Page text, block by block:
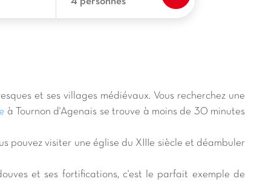
et ses villages médiévaux. Vous recherchez une
à Tournon d'Agenais se trouve à moins de 30 minutes
pouvez visiter une église du XIIIe siècle et déambuler
et ses fortifications, c'est le parfait exemple de